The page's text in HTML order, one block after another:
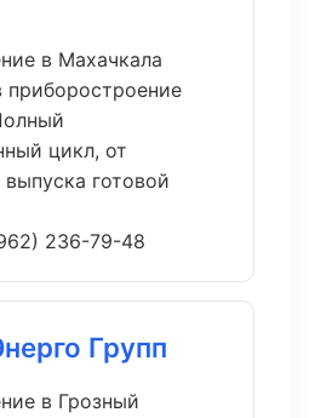
в Махачкала
цикл, от
готовой
236-79-48
Групп
в Грозный